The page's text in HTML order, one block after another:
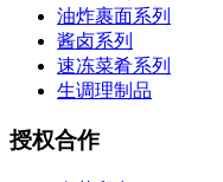
油炸裹面系列
酱卤系列
速冻菜肴系列
生调理制品
授权合作